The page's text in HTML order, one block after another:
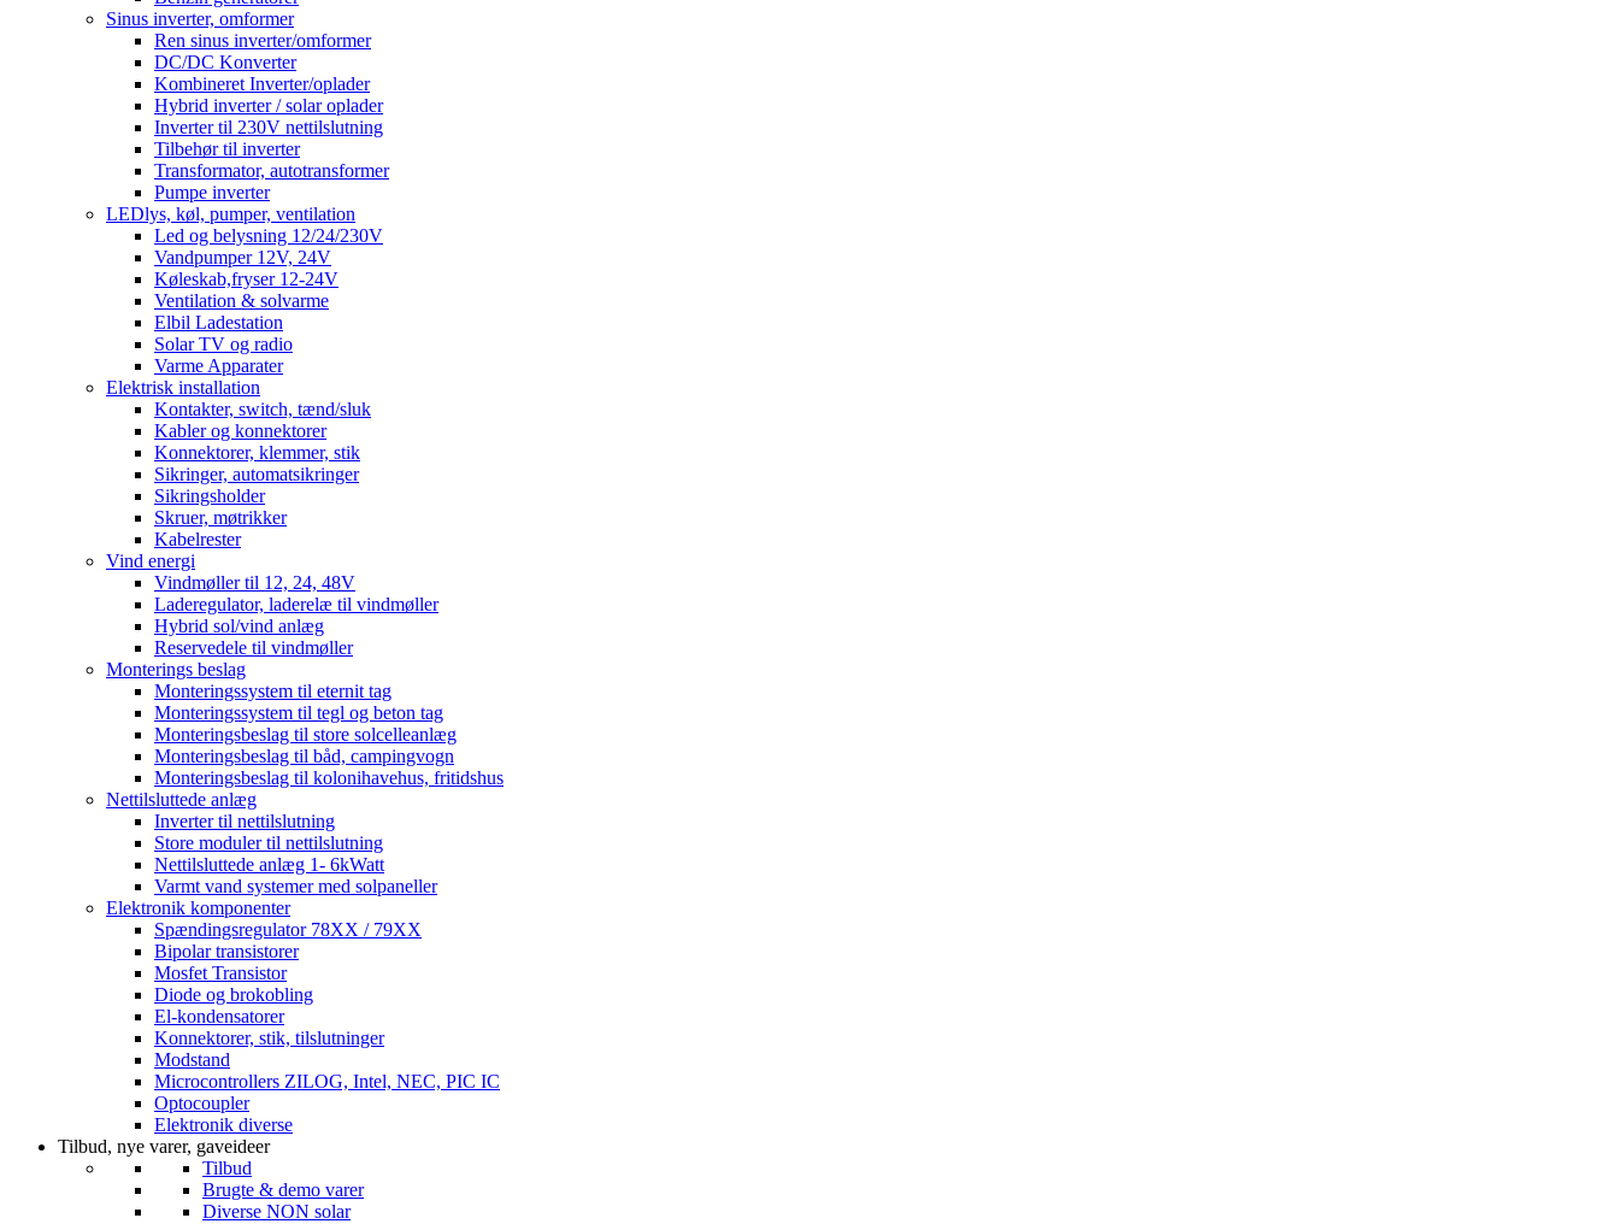
Sinus inverter, omformer
Ren sinus inverter/omformer
DC/DC Konverter
Kombineret Inverter/oplader
Hybrid inverter / solar oplader
Inverter til 230V nettilslutning
Tilbehør til inverter
Transformator, autotransformer
Pumpe inverter
LEDlys, køl, pumper, ventilation
Led og belysning 12/24/230V
Vandpumper 12V, 24V
Køleskab,fryser 12-24V
Ventilation & solvarme
Elbil Ladestation
Solar TV og radio
Varme Apparater
Elektrisk installation
Kontakter, switch, tænd/sluk
Kabler og konnektorer
Konnektorer, klemmer, stik
Sikringer, automatsikringer
Sikringsholder
Skruer, møtrikker
Kabelrester
Vind energi
Vindmøller til 12, 24, 48V
Laderegulator, laderelæ til vindmøller
Hybrid sol/vind anlæg
Reservedele til vindmøller
Monterings beslag
Monteringssystem til eternit tag
Monteringssystem til tegl og beton tag
Monteringsbeslag til store solcelleanlæg
Monteringsbeslag til båd, campingvogn
Monteringsbeslag til kolonihavehus, fritidshus
Nettilsluttede anlæg
Inverter til nettilslutning
Store moduler til nettilslutning
Nettilsluttede anlæg 1- 6kWatt
Varmt vand systemer med solpaneller
Elektronik komponenter
Spændingsregulator 78XX / 79XX
Bipolar transistorer
Mosfet Transistor
Diode og brokobling
El-kondensatorer
Konnektorer, stik, tilslutninger
Modstand
Microcontrollers ZILOG, Intel, NEC, PIC IC
Optocoupler
Elektronik diverse
Tilbud, nye varer, gaveideer
Tilbud
Brugte & demo varer
Diverse NON solar